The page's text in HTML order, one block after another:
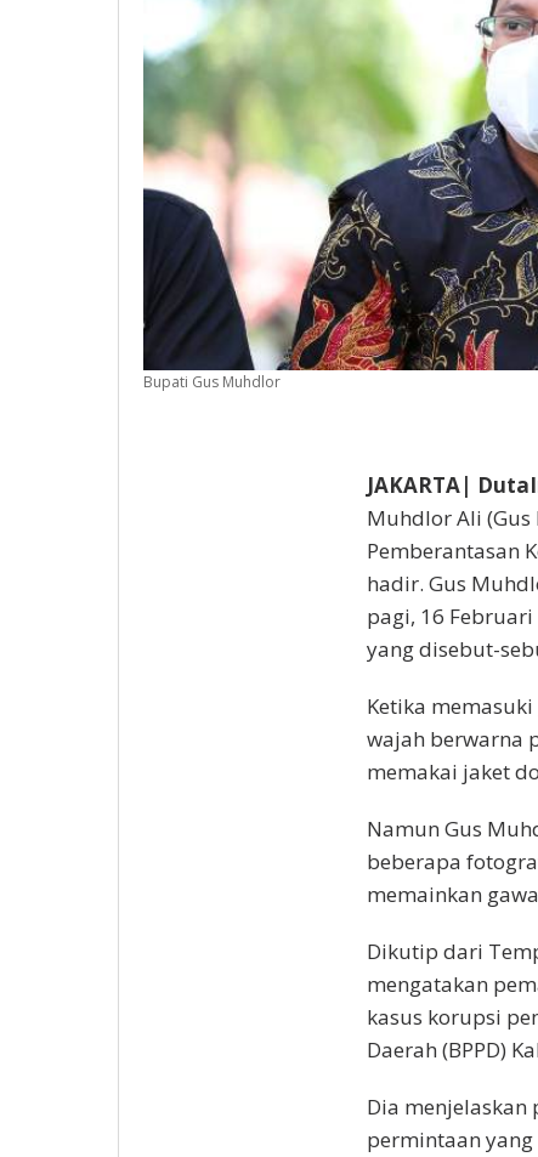
Bupati Gus Muhdlor
JAKARTA|
Muhdlor Ali
Pemberantasan
hadir. Gus
pagi, 16
yang disebut-
Ketika
wajah berwarna
memakai jaket
Namun Gus
beberapa
memainkan
Dikutip dari
mengatakan
kasus korupsi
Daerah (BPPD)
Dia
permintaan